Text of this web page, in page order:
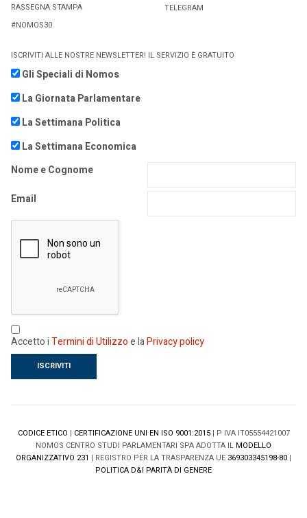
RASSEGNA STAMPA
#NOMOS30
TELEGRAM
ISCRIVITI ALLE NOSTRE NEWSLETTER! IL SERVIZIO È GRATUITO
Gli Speciali di Nomos
La Giornata Parlamentare
La Settimana Politica
La Settimana Economica
Nome e Cognome
Email
Accetto iTermini di Utilizzoe laPrivacy policy
CODICE ETICO | CERTIFICAZIONE UNI EN ISO 9001:2015| P IVA IT05554421007
NOMOS CENTRO STUDI PARLAMENTARI SPA ADOTTA IL MODELLO
ORGANIZZATIVO 231 | REGISTRO PER LA TRASPARENZA UE 369303345198-80 |
POLITICA D&I PARITÀ DI GENERE